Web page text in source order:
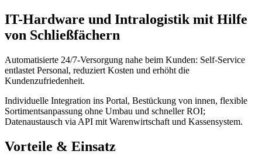
IT-Hardware und Intralogistik mit Hilfe
von Schließfächern
Automatisierte 24/7-Versorgung nahe beim Kunden: Self-Service
entlastet Personal, reduziert Kosten und erhöht die
Kundenzufriedenheit.
Individuelle Integration ins Portal, Bestückung von innen, flexible
Sortimentsanpassung ohne Umbau und schneller ROI;
Datenaustausch via API mit Warenwirtschaft und Kassensystem.
Vorteile & Einsatz